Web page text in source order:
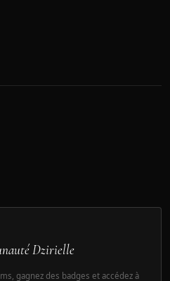
Dzirielle
gagnez des badges et accédez à